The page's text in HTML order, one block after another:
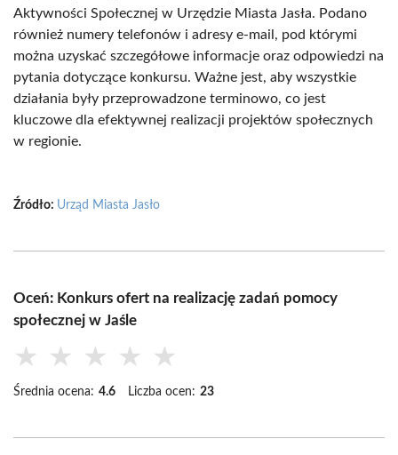
Aktywności Społecznej w Urzędzie Miasta Jasła. Podano
również numery telefonów i adresy e-mail, pod którymi
można uzyskać szczegółowe informacje oraz odpowiedzi na
pytania dotyczące konkursu. Ważne jest, aby wszystkie
działania były przeprowadzone terminowo, co jest
kluczowe dla efektywnej realizacji projektów społecznych
w regionie.
Źródło: Urząd Miasta Jasło
Oceń: Konkurs ofert na realizację zadań pomocy
społecznej w Jaśle
★ ★ ★ ★ ★
Średnia ocena: 4.6 Liczba ocen: 23